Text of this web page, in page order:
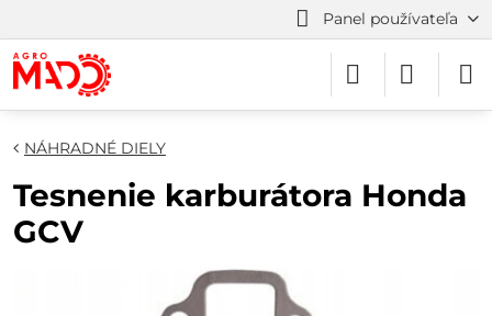
Panel používateľa
NÁHRADNÉ DIELY
Tesnenie karburátora Honda
GCV